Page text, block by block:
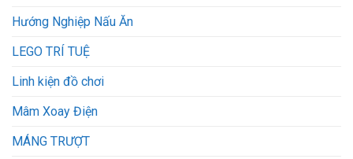
Hướng Nghiệp Nấu Ăn
LEGO TRÍ TUỆ
Linh kiện đồ chơi
Mâm Xoay Điện
MÁNG TRƯỢT